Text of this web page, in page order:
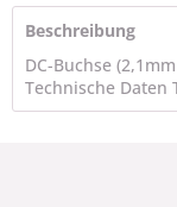
Beschreibung
DC-Buchse
Technische Daten